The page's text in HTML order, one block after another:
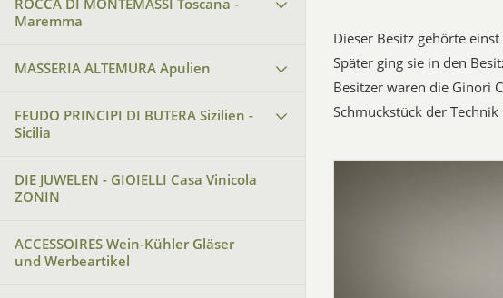
ROCCA DI MONTEMASSI Toscana -
Maremma
MASSERIA ALTEMURA Apulien
FEUDO PRINCIPI DI BUTERA Sizilien -
Sicilia
DIE JUWELEN - GIOIELLI Casa Vinicola
ZONIN
ACCESSOIRES Wein-Kühler Gläser
und Werbeartikel
Dieser Besitz gehörte
Später ging sie in den
Besitzer waren die Ginori
Schmuckstück der